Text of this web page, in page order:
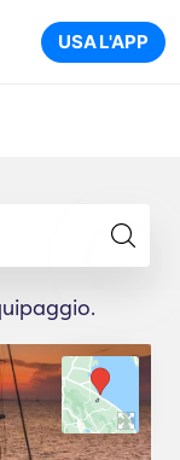
USA L'APP